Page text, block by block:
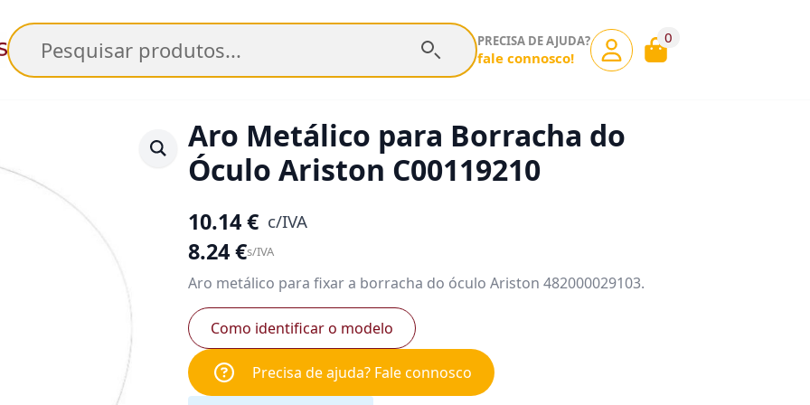
Pesquisar PRECISA DE AJUDA?
fale connosco!
0
Aro Metálico para Borracha do
Óculo Ariston C00119210
10.14€ c/IVA
8.24€s/IVA
Aro metálico para fixar a borracha do óculo Ariston 482000029103.
Como identificar o modelo
Precisa de ajuda? Fale connosco